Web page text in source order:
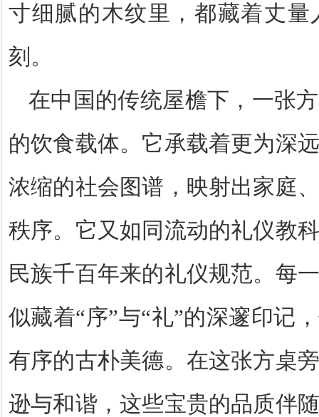
寸细腻的木纹里，都藏着丈
刻。
在中国的传统屋檐下，一张
的饮食载体。它承载着更为深
浓缩的社会图谱，映射出家庭
秩序。它又如同流动的礼仪教
民族千百年来的礼仪规范。每
似藏着“序”与“礼”的深邃印记
有序的古朴美德。在这张方桌
逊与和谐，这些宝贵的品质伴